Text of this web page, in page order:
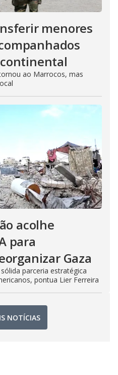
menores
ao Marrocos, mas
acolhe
para
Gaza
parceria estratégica
pontua Lier Ferreira
NOTÍCIAS